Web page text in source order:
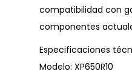
compatibilidad con
componentes
Especificaciones
Modelo: XP650R10